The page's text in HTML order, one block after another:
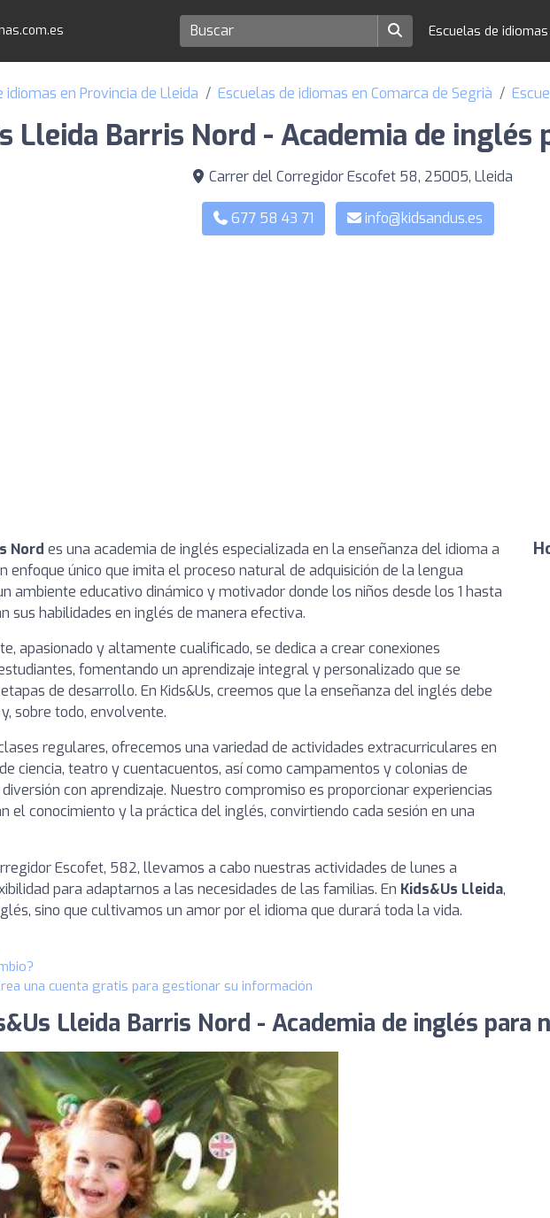
Escuelas de idiomas
idiomas en Provincia de Lleida Escuelas de idiomas en Comarca de Segrià
Lleida Barris Nord - Academia de inglés
Carrer del Corregidor Escofet 58, 25005, Lleida
677 58 43 71 info@kidsandus.es
Nord es una academia de inglés especializada en la enseñanza del idioma a
enfoque único que imita el proceso natural de adquisición de la lengua
ambiente educativo dinámico y motivador donde los niños desde los 1 hasta
sus habilidades en inglés de manera efectiva.
apasionado y altamente cualificado, se dedica a crear conexiones
fomentando un aprendizaje integral y personalizado que se
de desarrollo. En Kids&Us, creemos que la enseñanza del inglés debe
sobre todo, envolvente.
regulares, ofrecemos una variedad de actividades extracurriculares en
ciencia, teatro y cuentacuentos, así como campamentos y colonias de
con aprendizaje. Nuestro compromiso es proporcionar experiencias
el conocimiento y la práctica del inglés, convirtiendo cada sesión en una
Escofet, 582, llevamos a cabo nuestras actividades de lunes a
para adaptarnos a las necesidades de las familias. En Kids&Us Lleida,
sino que cultivamos un amor por el idioma que durará toda la vida.
una cuenta gratis para gestionar su información
Lleida Barris Nord - Academia de inglés para